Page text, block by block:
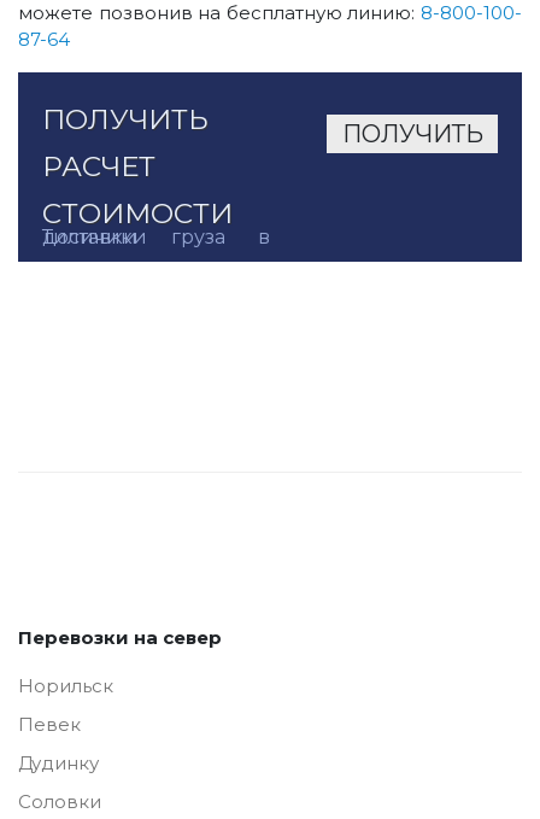
можете позвонив на бесплатную линию: 8-800-100-
87-64
ПОЛУЧИТЬ
РАСЧЕТ
СТОИМОСТИ
доставки груза в Тиличики
Перевозки на север
Норильск
Певек
Дудинку
Соловки